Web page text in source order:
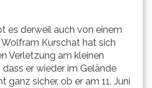
es derweil auch von einem
Kurschat hat sich
Verletzung am kleinen
er wieder im Gelände
ganz sicher, ob er am 11. Juni